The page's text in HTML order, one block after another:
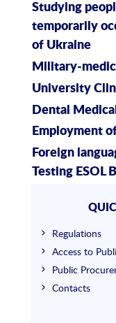
Studying
temporarily
of Ukraine
Military-
University
Dental
Employment
Foreign
Testing ESOL
Regulations
Access to
Public
Contacts